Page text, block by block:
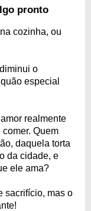
pronto
cozinha, ou
o
especial
realmente
Quem
daquela torta
da cidade, e
ele ama?
sacrifício, mas o